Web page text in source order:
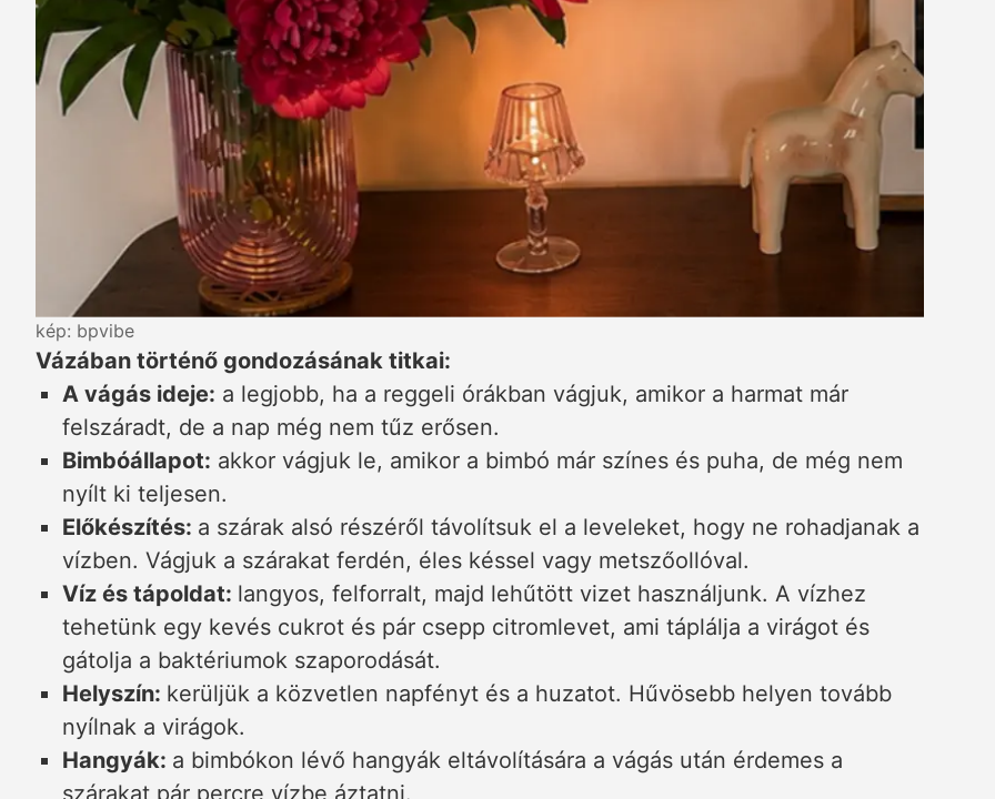
kép: bpvibe
Vázában történő gondozásának titkai:
A vágás ideje: a legjobb, ha a reggeli órákban vágjuk, amikor a harmat már
felszáradt, de a nap még nem tűz erősen.
Bimbóállapot: akkor vágjuk le, amikor a bimbó már színes és puha, de még nem
nyílt ki teljesen.
Előkészítés: a szárak alsó részéről távolítsuk el a leveleket, hogy ne rohadjanak a
vízben. Vágjuk a szárakat ferdén, éles késsel vagy metszőollóval.
Víz és tápoldat: langyos, felforralt, majd lehűtött vizet használjunk. A vízhez
tehetünk egy kevés cukrot és pár csepp citromlevet, ami táplálja a virágot és
gátolja a baktériumok szaporodását.
Helyszín: kerüljük a közvetlen napfényt és a huzatot. Hűvösebb helyen tovább
nyílnak a virágok.
Hangyák: a bimbókon lévő hangyák eltávolítására a vágás után érdemes a
szárakat pár percre vízbe áztatni.